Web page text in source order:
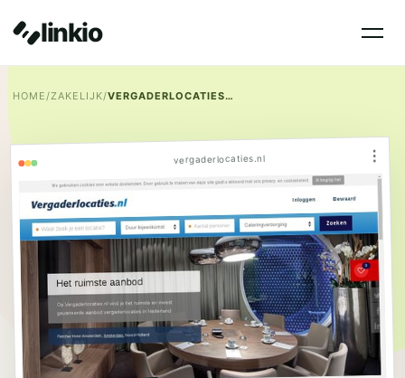
linkio
HOME/ZAKELIJK/ VERGADERLOCATIES.NL
vergaderlocaties.nl ⋮